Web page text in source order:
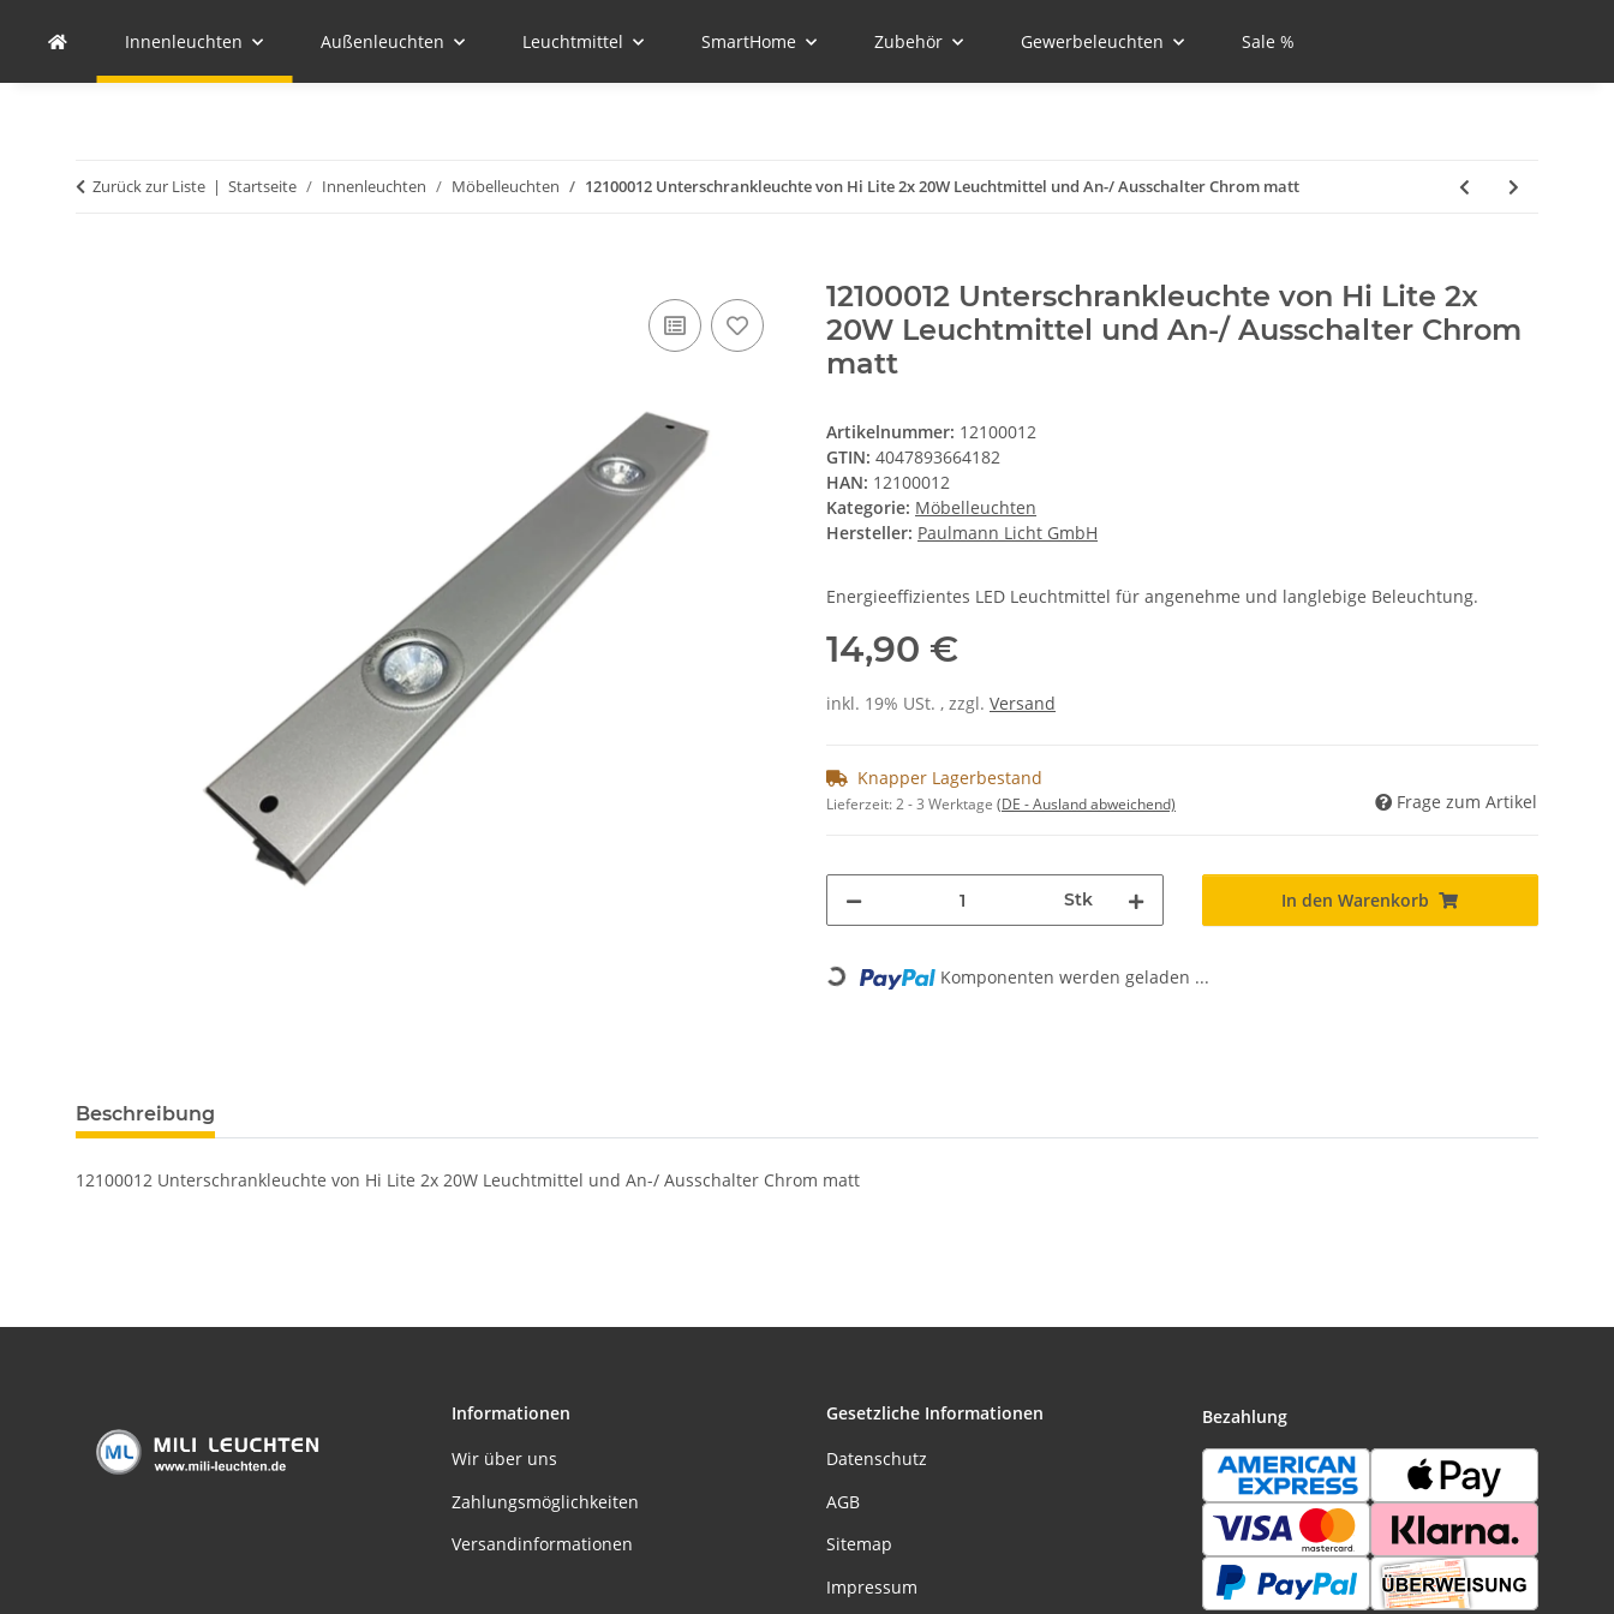
Innenleuchten Außenleuchten Leuchtmittel SmartHome Zubehör Gewerbeleuchten Sale %
Zurück zur Liste Startseite Innenleuchten Möbelleuchten 12100012 Unterschrankleuchte von Hi Lite 2x 20W Leuchtmittel und An-/ Ausschalter Chrom matt
12100012 Unterschrankleuchte von Hi Lite 2x
20W Leuchtmittel und An-/ Ausschalter Chrom
matt
Artikelnummer: 12100012
GTIN: 4047893664182
HAN: 12100012
Kategorie: Möbelleuchten
Hersteller: Paulmann Licht GmbH
Energieeffizientes LED Leuchtmittel für angenehme und langlebige Beleuchtung.
14,90 €
inkl. 19% USt. , zzgl. Versand
Knapper Lagerbestand
Lieferzeit:2 - 3 Werktage (DE - Ausland abweichend) Frage zum Artikel
Stk In den Warenkorb
Loading... Komponenten werden geladen ...
Beschreibung
12100012 Unterschrankleuchte von Hi Lite 2x 20W Leuchtmittel und An-/ Ausschalter Chrom matt
Informationen
Wir über uns
Zahlungsmöglichkeiten
Versandinformationen
Gesetzliche Informationen
Datenschutz
AGB
Sitemap
Impressum
Bezahlung